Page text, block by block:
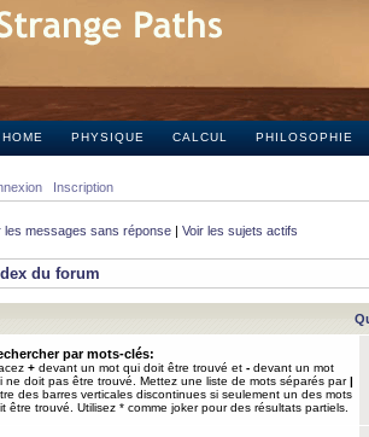
HOME PHYSIQUE CALCUL PHILOSOPHIE
Inscription
les messages sans réponse | Voir les sujets actifs
du forum
par mots-clés:
+ devant un mot qui doit être trouvé et - devant un mot
ne doit pas être trouvé. Mettez une liste de mots séparés par|
des barres verticales discontinues si seulement un des mots
être trouvé. Utilisez * comme joker pour des résultats partiels.